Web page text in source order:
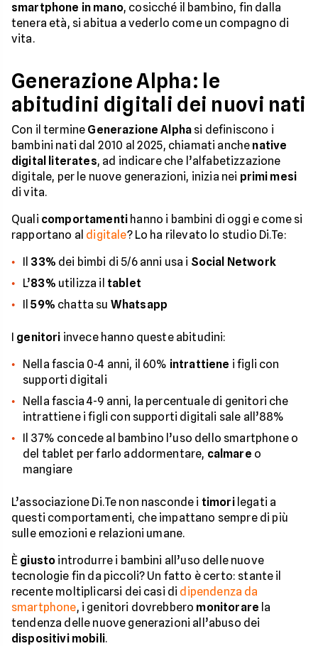
smartphone in mano, cosicché il bambino, fin dalla
tenera età, si abitua a vederlo come un compagno di
vita.
Generazione Alpha: le
abitudini digitali dei nuovi nati
Con il termine Generazione Alpha si definiscono i
bambini nati dal 2010 al 2025, chiamati anche native
digital literates, ad indicare che l’alfabetizzazione
digitale, per le nuove generazioni, inizia nei primi mesi
di vita.
Quali comportamenti hanno i bambini di oggi e come si
rapportano al digitale? Lo ha rilevato lo studio Di.Te:
33% dei bimbi di 5/6 anni usa i Social Network
L’83% utilizza il tablet
Il59% chatta su Whatsapp
genitori invece hanno queste abitudini:
Nella fascia 0-4 anni, il 60% intrattiene i figli con
supporti digitali
Nella fascia 4-9 anni, la percentuale di genitori che
intrattiene i figli con supporti digitali sale all’88%
Il 37% concede al bambino l’uso dello smartphone o
del tablet per farlo addormentare, calmare o
mangiare
L’associazione Di.Te non nasconde i timorilegati a
questi comportamenti, che impattano sempre di più
sulle emozioni e relazioni umane.
È giusto introdurre i bambini all’uso delle nuove
tecnologie fin da piccoli? Un fatto è certo: stante il
recente moltiplicarsi dei casi di dipendenza da
smartphone, i genitori dovrebbero monitorare la
tendenza delle nuove generazioni all’abuso dei
dispositivi mobili.